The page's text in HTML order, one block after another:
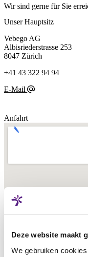
Deze website maakt
We gebruiken
Wir sind gerne für Sie
Unser Hauptsitz
Vebego AG
Albisriederstrasse 253
8047 Zürich
+41 43 322 94 94
E-Mail
Anfahrt